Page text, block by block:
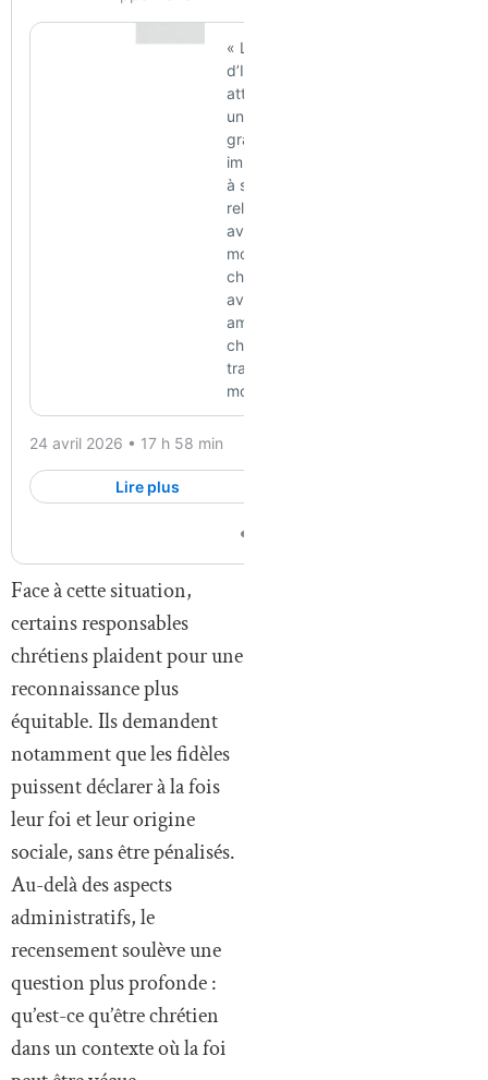
Face à cette situation,
certains responsables
chrétiens plaident pour une
reconnaissance plus
équitable. Ils demandent
notamment que les fidèles
puissent déclarer à la fois
leur foi et leur origine
sociale, sans être pénalisés.
Au-delà des aspects
administratifs, le
recensement soulève une
question plus profonde :
qu’est-ce qu’être chrétien
dans un contexte où la foi